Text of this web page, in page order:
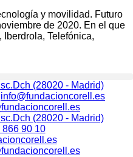
y movilidad. Futuro
de 2020. En el que
Telefónica,
(28020 - Madrid)
info@fundacioncorell.es
(28020 - Madrid)
866 90 10